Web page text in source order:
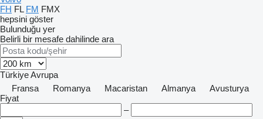
FH FL FM FMX
hepsini göster
Bulunduğu yer
Belirli bir mesafe dahilinde ara
TürkiyeAvrupa
Fransa
Romanya Macaristan Almanya
Avusturya
Fiyat
–